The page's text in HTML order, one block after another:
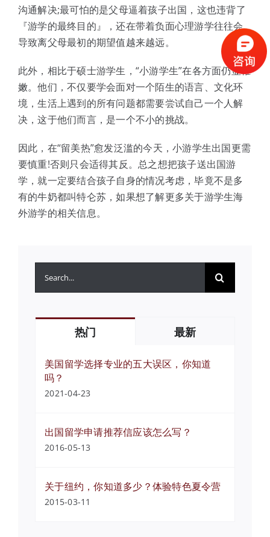
沟通解决;最可怕的是父母逼着孩子出国，这也违背了
『游学的最终目的』，还在带着负面心理游学往往会
导致离父母最初的期望值越来越远。
此外，相比于硕士游学生，“小游学生”在各方面仍显稚
嫩。他们，不仅要学会面对一个陌生的语言、文化环
境，生活上遇到的所有问题都需要尝试自己一个人解
决，这于他们而言，是一个不小的挑战。
因此，在“留美热”愈发泛滥的今天，小游学生出国更需
要慎重!否则只会适得其反。总之想把孩子送出国游
学，就一定要结合孩子自身的情况考虑，毕竟不是多
有的牛奶都叫特仑苏，如果想了解更多关于游学生海
外游学的相关信息。
热门 最新
美国留学选择专业的五大误区，你知道
吗？
2021-04-23
出国留学申请推荐信应该怎么写？
2016-05-13
关于纽约，你知道多少？体验特色夏令营
2015-03-11